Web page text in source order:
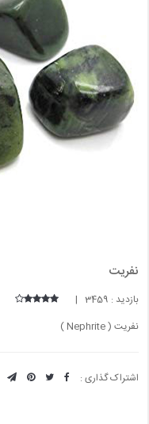
نفریت
بازدید : 3459 |
نفریت ( Nephrite )
اشتراک گذاری :